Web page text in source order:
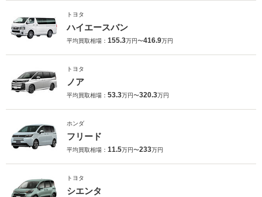
トヨタ
ハイエースバン
平均買取相場： 155.3万円〜416.9万円
トヨタ
ノア
平均買取相場： 53.3万円〜320.3万円
ホンダ
フリード
平均買取相場： 11.5万円〜233万円
トヨタ
シエンタ